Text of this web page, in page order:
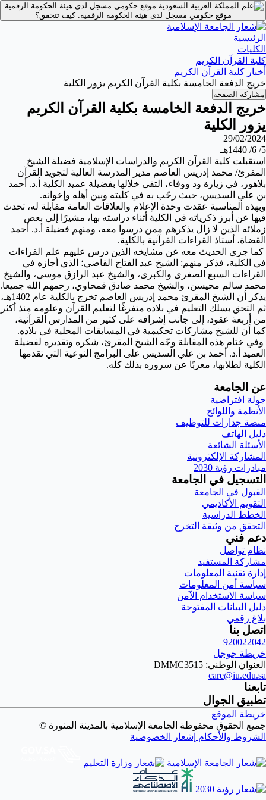
موقع حكومي مسجل لدى هيئة الحكومة الرقمية.
موقع حكومي مسجل لدى هيئة الحكومة الرقمية.كيف تتحقق؟
الرئيسية
الكليات
كلية القرآن الكريم
أخبار كلية القرآن الكريم
خريج الدفعة الخامسة بكلية القرآن الكريم يزور الكلية
مشاركة الصفحة
خريج الدفعة الخامسة بكلية القرآن الكريم
يزور الكلية
29/02/2024
5/ 6/ 1440هـ
استقبلت كلية القرآن الكريم والدراسات الإسلامية فضيلة الشيخ
المقرئ/ محمد إدريس العاصم مدير المدرسة العالية لتجويد القرآن
بلاهور، في زيارة ود ووفاء، التقى خلالها بفضيلة عميد الكلية أ.د. أحمد
بن علي السديس، حيث رحّب به في كليته وبين أهله وإخوانه.
وبهذه المناسبة عقدت وحدة الإعلام والعلاقات العامة مقابلة له، تحدث
فيها عن أبرز ذكرياته في الكلية أثناء دراسته بها، مشيرًا إلى بعض
زملائه الذين لا زال يذكرهم ممن درسوا معه، ومنهم فضيلة أ.د. أحمد
القضاة، أستاذ القراءات القرآنية بالكلية.
كما جرى الحديث معه عن مشايخه الذين درس عليهم علم القراءات
في الكلية، فذكر منهم: الشيخ عبد الفتاح القاضي؛ الذي أجازه في
القراءات السبع الصغرى والكبرى، والشيخ عبد الرازق موسى، والشيخ
محمد سالم محيسن، والشيخ محمد صادق قمحاوي، رحمهم الله جميعا.
يذكر أن الشيخ المقرئ محمد إدريس العاصم تخرج بالكلية عام 1402هـ،
ثم التحق بسلك التعليم في بلاده متفرغًا لتعليم القرآن وعلومه منذ أكثر
من أربعة عقود، إلى جانب إشرافه على كثير من المدارس القرآنية،
كما أن للشيخ مشاركات تحكيمية في المسابقات المحلية في بلاده.
وفي ختام هذه المقابلة وجّه الشيخ المقرئ، شكره وتقديره لفضيلة
العميد أ.د. أحمد بن علي السديس على البرامج النوعية التي تقدمها
الكلية لطلابها، معربًا عن سروره بذلك كله.
عن الجامعة
جولة افتراضية
الأنظمة واللوائح
منصة جدارات للتوظيف
دليل الهاتف
الأسئلة الشائعة
المشاركة الإلكترونية
مبادرات رؤية 2030
التسجيل في الجامعة
القبول في الجامعة
التقويم الأكاديمي
الخطط الدراسية
التحقق من وثيقة التخرج
دعم فني
نظام تواصل
مشاركة المستفيد
إدارة تقنية المعلومات
سياسة أمن المعلومات
سياسة الاستخدام الآمن
دليل البيانات المفتوحة
بلاغ رقمي
اتصل بنا
920022042
خريطة جوجل
العنوان الوطني: DMMC3515
care@iu.edu.sa
تابعنا
تطبيق الجوال
خريطة الموقع
جميع الحقوق محفوظة الجامعة الإسلامية بالمدينة المنورة ©
الشروط والأحكام إشعار الخصوصية